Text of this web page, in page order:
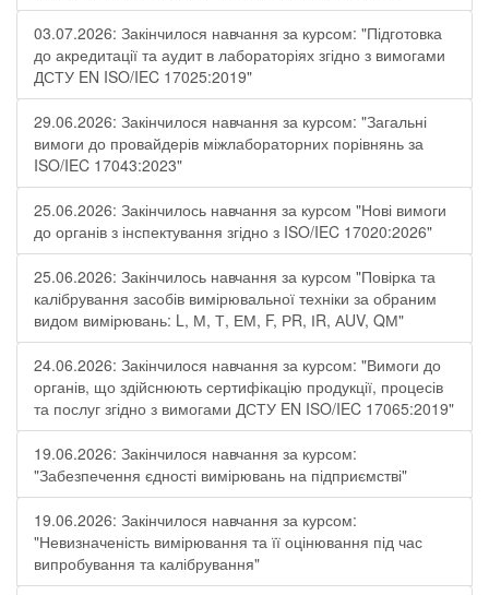
03.07.2026: Закінчилося навчання за курсом: "Підготовка
до акредитації та аудит в лабораторіях згідно з вимогами
ДСТУ EN ISO/IEC 17025:2019"
29.06.2026: Закінчилося навчання за курсом: "Загальні
вимоги до провайдерів міжлабораторних порівнянь за
ISO/IEC 17043:2023"
25.06.2026: Закінчилось навчання за курсом "Нові вимоги
до органів з інспектування згідно з ISO/IEC 17020:2026"
25.06.2026: Закінчилось навчання за курсом "Повірка та
калібрування засобів вимірювальної техніки за обраним
видом вимірювань: L, М, Т, ЕМ, F, РR, ІR, АUV, QМ"
24.06.2026: Закінчилося навчання за курсом: "Вимоги до
органів, що здійснюють сертифікацію продукції, процесів
та послуг згідно з вимогами ДСТУ EN ISO/IEC 17065:2019"
19.06.2026: Закінчилося навчання за курсом:
"Забезпечення єдності вимірювань на підприємстві"
19.06.2026: Закінчилося навчання за курсом:
"Невизначеність вимірювання та її оцінювання під час
випробування та калібрування"